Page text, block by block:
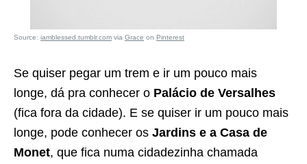
Source: iamblessed.tumblr.com via Grace on Pinterest
Se quiser pegar um trem e ir um pouco mais
longe, dá pra conhecer o Palácio de Versalhes
(fica fora da cidade). E se quiser ir um pouco mais
longe, pode conhecer os Jardins e a Casa de
Monet, que fica numa cidadezinha chamada